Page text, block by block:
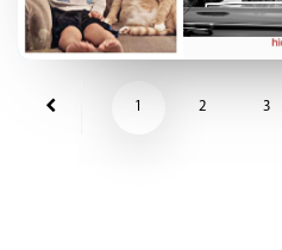
1 2 3